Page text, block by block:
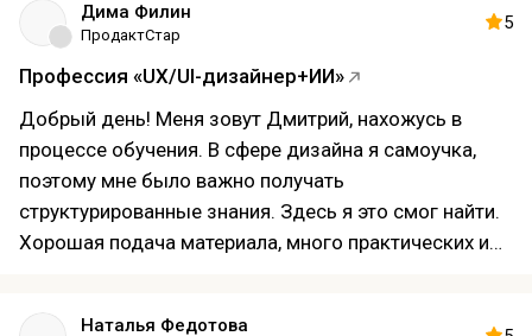
модуль — практическое задание.
Реальные кейсы и финальный проект с подробной
обратной связью.
Полезные шаблоны и практические воркшопы.
Преподаватели — практики из продуктовых команд
и РБК, дающие конкретные советы.
Минусы:
Интенсивность: материал даётся быстро; тем, кто
на проработку домашних заданий.
Дима Филин
ПродактСтар
5
Профессия «UX/UI-дизайнер+ИИ»
Добрый день! Меня зовут Дмитрий, нахожусь в
процессе обучения. В сфере дизайна я самоучка,
поэтому мне было важно получать
структурированные знания. Здесь я это смог найти.
Хорошая подача материала, много практических и
Наталья Федотова